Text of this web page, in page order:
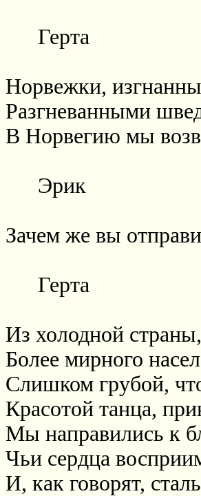
Герта
Норвежки,
Разгневанными
В Норвегию мы
Эрик
Зачем же вы
Герта
Из холодной
Более мирного
Слишком грубой,
Красотой танца,
Мы направились к
Чьи сердца
И, как говорят,